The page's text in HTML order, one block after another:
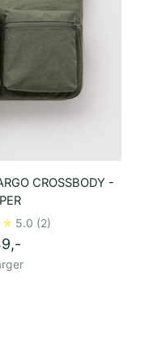
CROSSBODY -
5.0 (2)